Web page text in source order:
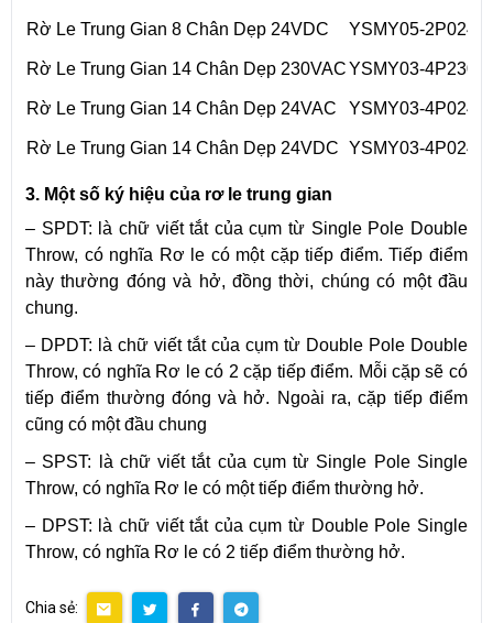
Rờ Le Trung Gian 8 Chân Dẹp 24VDC YSMY05-2P024D
Rờ Le Trung Gian 14 Chân Dẹp 230VACYSMY03-4P230A
Rờ Le Trung Gian 14 Chân Dẹp 24VAC YSMY03-4P024A
Rờ Le Trung Gian 14 Chân Dẹp 24VDC YSMY03-4P024D
3. Một số ký hiệu của rơ le trung gian
– SPDT: là chữ viết tắt của cụm từ Single Pole Double
Throw, có nghĩa Rơ le có một cặp tiếp điểm. Tiếp điểm
này thường đóng và hở, đồng thời, chúng có một đầu
chung.
– DPDT: là chữ viết tắt của cụm từ Double Pole Double
Throw, có nghĩa Rơ le có 2 cặp tiếp điểm. Mỗi cặp sẽ có
tiếp điểm thường đóng và hở. Ngoài ra, cặp tiếp điểm
cũng có một đầu chung
– SPST: là chữ viết tắt của cụm từ Single Pole Single
Throw, có nghĩa Rơ le có một tiếp điểm thường hở.
– DPST: là chữ viết tắt của cụm từ Double Pole Single
Throw, có nghĩa Rơ le có 2 tiếp điểm thường hở.
Chia sẻ: